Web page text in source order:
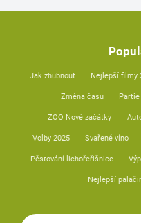
Jak zhubnout Nejlepší filmy
Změna času Partie
ZOO Nové začátky
Volby 2025 Svařené víno
Pěstování lichořeřišnice
Nejlepší